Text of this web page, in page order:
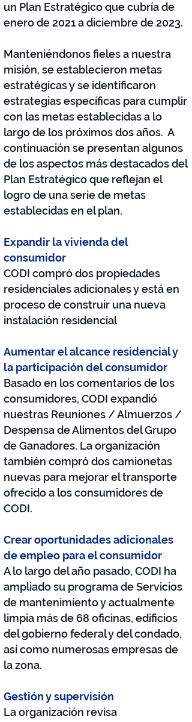
un Plan Estratégico que cubría de
enero de 2021 a diciembre de 2023.
Manteniéndonos fieles a nuestra
misión, se establecieron metas
estratégicas y se identificaron
estrategias específicas para cumplir
con las metas establecidas a lo
largo de los próximos dos años. A
continuación se presentan algunos
de los aspectos más destacados del
Plan Estratégico que reflejan el
logro de una serie de metas
establecidas en el plan.
Expandir la vivienda del
consumidor
CODI compró dos propiedades
residenciales adicionales y está en
proceso de construir una nueva
instalación residencial
Aumentar el alcance residencial y
la participación del consumidor
Basado en los comentarios de los
consumidores, CODI expandió
nuestras Reuniones / Almuerzos /
Despensa de Alimentos del Grupo
de Ganadores. La organización
también compró dos camionetas
nuevas para mejorar el transporte
ofrecido a los consumidores de
CODI.
Crear oportunidades adicionales
de empleo para el consumidor
A lo largo del año pasado, CODI ha
ampliado su programa de Servicios
de mantenimiento y actualmente
limpia más de 68 oficinas, edificios
del gobierno federal y del condado,
así como numerosas empresas de
la zona.
Gestión y supervisión
La organización revisa